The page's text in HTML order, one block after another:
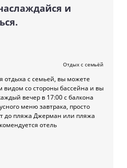
и
Отдых с семьёй
отдыха с семьей, вы можете
видом со стороны бассейна и вы
вечер в 17:00 с балкона
меню завтрака, просто
до пляжа Джерман или пляжа
отель